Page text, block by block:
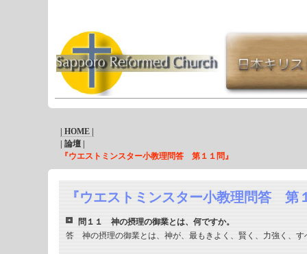
| HOME |
| 論壇 |
『ウエストミンスター小教理問答 第１１問』
『ウエストミンスター小教理問答 第
問１１ 神の摂理の御業とは、何ですか。
答 神の摂理の御業とは、神が、最もきよく、賢く、力強く、